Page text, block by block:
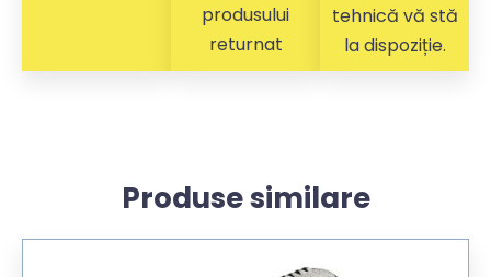
produsului
returnat
tehnică vă stă
la dispoziție.
Produse similare